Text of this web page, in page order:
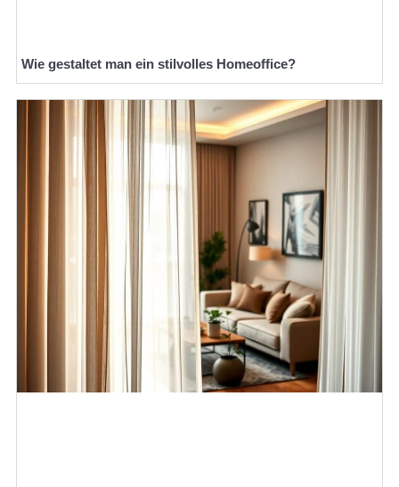
Wie gestaltet man ein stilvolles Homeoffice?